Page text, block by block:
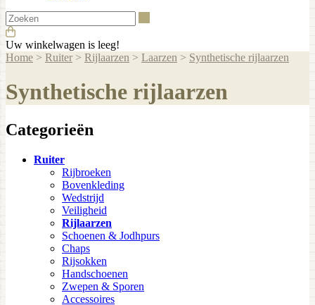
Uw winkelwagen is leeg!
Home > Ruiter > Rijlaarzen > Laarzen > Synthetische rijlaarzen
Synthetische rijlaarzen
Categorieën
Ruiter
Rijbroeken
Bovenkleding
Wedstrijd
Veiligheid
Rijlaarzen
Schoenen & Jodhpurs
Chaps
Rijsokken
Handschoenen
Zwepen & Sporen
Accessoires